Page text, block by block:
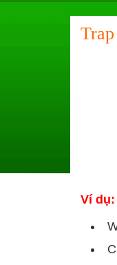
Trap
Ví dụ: